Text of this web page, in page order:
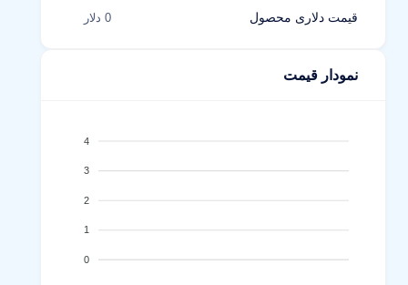
قیمت دلاری محصول 0 دلار
نمودار قیمت
4
3
2
1
0